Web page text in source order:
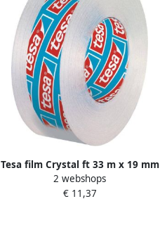
Tesa film Crystal ft 33 m x 19 mm
toren met 8 rollen
2 webshops
€ 11,37